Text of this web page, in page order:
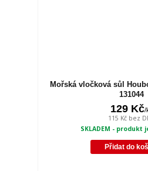
Mořská vločková sůl
131044
129 Kč/
115 Kč bez
SKLADEM - produkt
Přidat do